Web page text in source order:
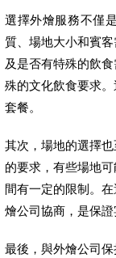
選擇外燴服務不僅
質、場地大小和賓
及是否有特殊的飲
殊的文化飲食要求
套餐。
其次，場地的選擇
的要求，有些場地
間有一定的限制。
燴公司協商，是保證
最後，與外燴公司